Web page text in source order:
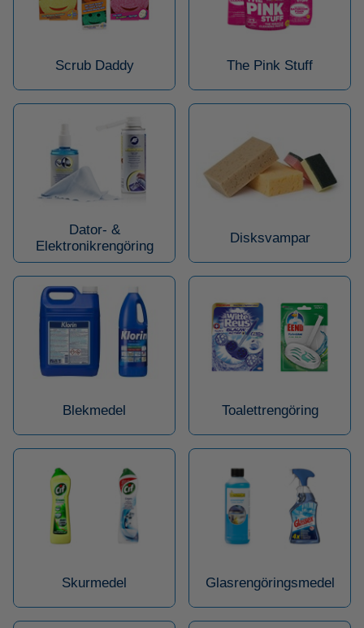
Scrub Daddy The Pink Stuff
Dator- &
Elektronikrengöring
Disksvampar
Blekmedel Toalettrengöring
Skurmedel Glasrengöringsmedel